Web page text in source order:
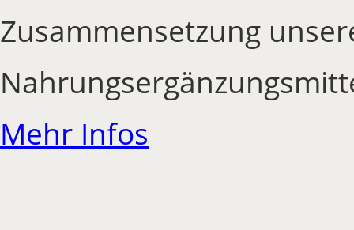
Zusammensetzung
Mehr Infos